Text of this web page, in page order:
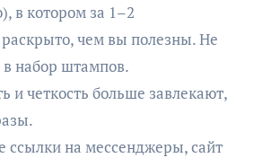
в котором за 1–2
чем вы полезны. Не
в набор штампов.
и четкость больше завлекают,
ссылки на мессенджеры, сайт